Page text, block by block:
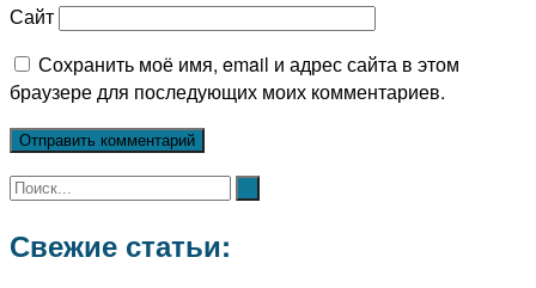
Сайт
Сохранить моё имя, email и адрес сайта в этом
браузере для последующих моих комментариев.
Свежие статьи: